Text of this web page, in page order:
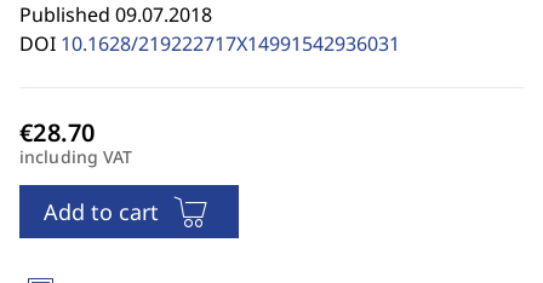
Published 09.07.2018
DOI 10.1628/219222717X14991542936031
including VAT
Add to cart